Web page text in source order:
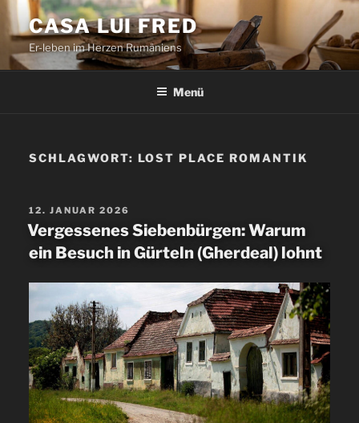
Zum
Inhalt
springen
CASA LUI FRED
Er-leben im Herzen Rumäniens
Menü
SCHLAGWORT: LOST PLACE ROMANTIK
VERÖFFENTLICHT
AM
12. JANUAR 2026
Vergessenes Siebenbürgen: Warum
ein Besuch in Gürteln (Gherdeal) lohnt